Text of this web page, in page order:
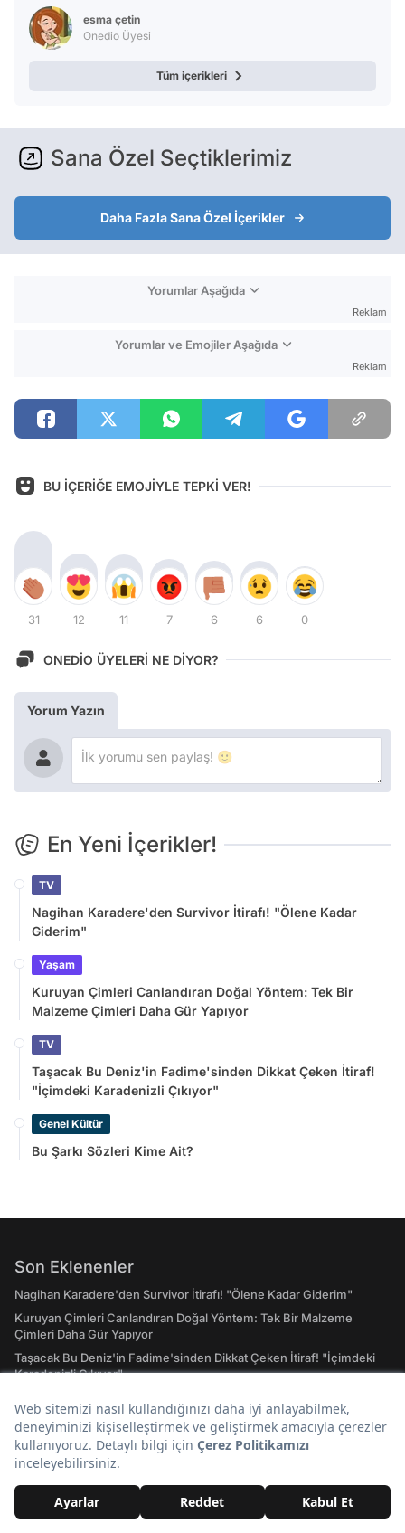
esma çetin
Onedio Üyesi
Tüm içerikleri
Sana Özel Seçtiklerimiz
Daha Fazla Sana Özel İçerikler
Yorumlar Aşağıda
Reklam
Yorumlar ve Emojiler Aşağıda
Reklam
BU İÇERİĞE EMOJİYLE TEPKİ VER!
31 12 11 7 6 6 0
ONEDİO ÜYELERİ NE DİYOR?
Yorum Yazın
En Yeni İçerikler!
TV
Nagihan Karadere'den Survivor İtirafı! "Ölene Kadar
Giderim"
Yaşam
Kuruyan Çimleri Canlandıran Doğal Yöntem: Tek Bir
Malzeme Çimleri Daha Gür Yapıyor
TV
Taşacak Bu Deniz'in Fadime'sinden Dikkat Çeken İtiraf!
"İçimdeki Karadenizli Çıkıyor"
Genel Kültür
Bu Şarkı Sözleri Kime Ait?
Son Eklenenler
Nagihan Karadere'den Survivor İtirafı! "Ölene Kadar Giderim"
Kuruyan Çimleri Canlandıran Doğal Yöntem: Tek Bir Malzeme
Çimleri Daha Gür Yapıyor
Taşacak Bu Deniz'in Fadime'sinden Dikkat Çeken İtiraf! "İçimdeki
Karadenizli Çıkıyor"
Game of Thrones Hayranlarına Büyük Müjde! İlk Sinema Filmi
Resmen Geliyor
Psikologlar Açıkladı: Yemek Pişirirken Bulaşıkları Yıkamanın 4
Günün Popüler Başlıkları